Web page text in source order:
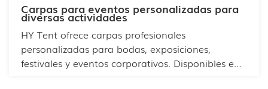
Carpas para eventos personalizadas para
diversas actividades
HY Tent ofrece carpas profesionales
personalizadas para bodas, exposiciones,
festivales y eventos corporativos. Disponibles en